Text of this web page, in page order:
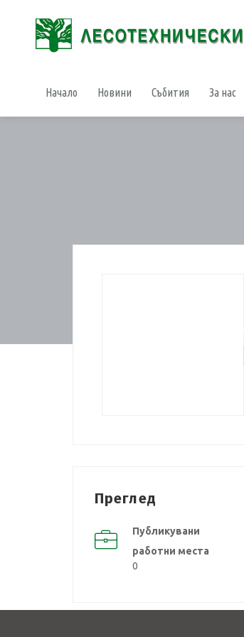
Начало Новини Събития За нас
Преглед
Публикувани
работни места
0